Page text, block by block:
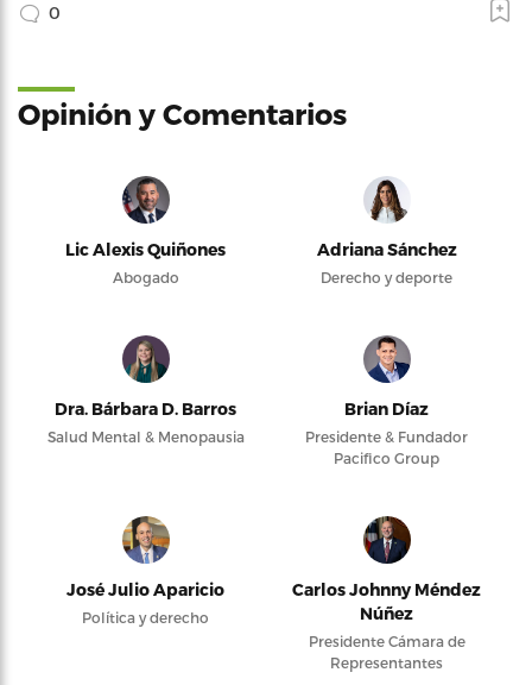
0
Opinión y Comentarios
Lic Alexis Quiñones
Abogado
Adriana Sánchez
Derecho y deporte
Dra. Bárbara D. Barros
Salud Mental & Menopausia
Brian Díaz
Presidente & Fundador
Pacifico Group
José Julio Aparicio
Política y derecho
Carlos Johnny Méndez
Núñez
Presidente Cámara de
Representantes